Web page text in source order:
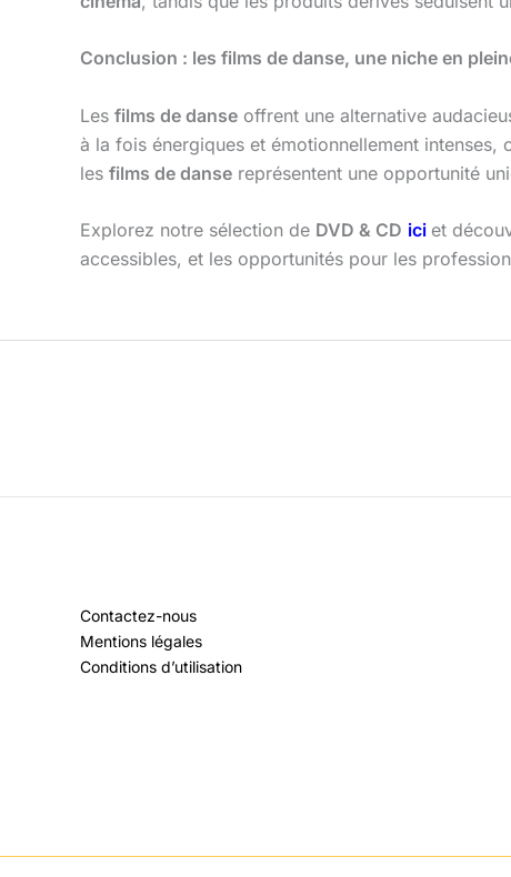
Conclusion : les films de danse, une niche en
Les films de danse offrent une alternative
à la fois énergiques et émotionnellement
les films de danse représentent une opportunité
Explorez notre sélection de DVD & CD ici et
accessibles, et les opportunités pour les
Contactez-nous
Mentions légales
Conditions d’utilisation